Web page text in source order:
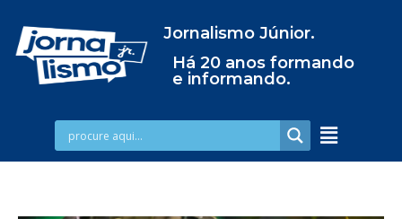
Jornalismo Júnior.
Há 20 anos formando
e informando.